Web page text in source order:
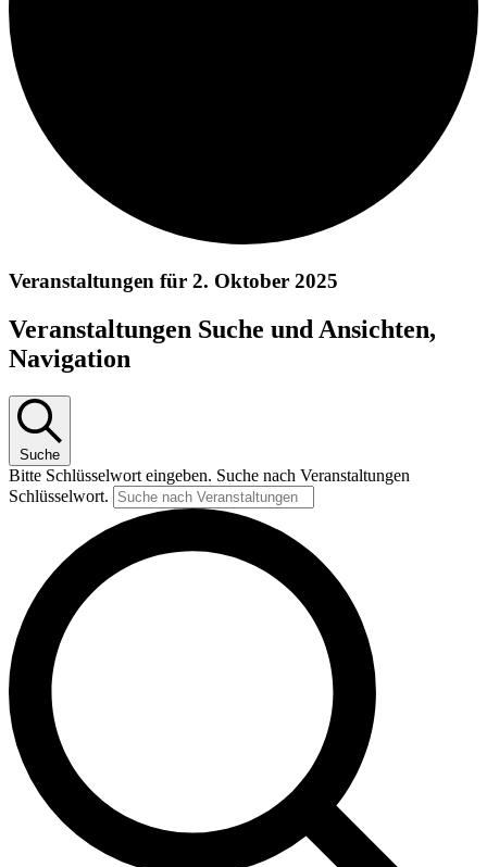
Veranstaltungen für 2. Oktober 2025
Veranstaltungen Suche und Ansichten,
Navigation
Suche
Bitte Schlüsselwort eingeben. Suche nach Veranstaltungen
Schlüsselwort.